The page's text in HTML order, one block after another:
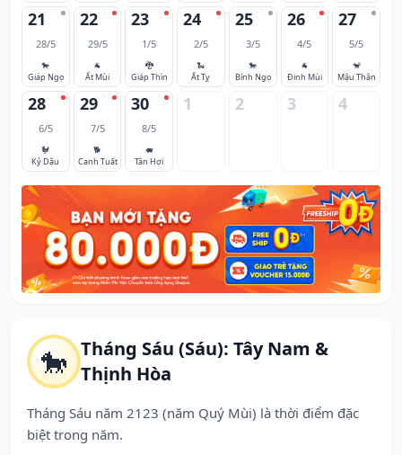
🐎 Tháng Sáu (Sáu): Tây Nam &
Thịnh Hòa
Tháng Sáu năm 2123 (năm Quý Mùi) là thời điểm đặc
biệt trong năm.
21
28/5
🐎
Giáp Ngọ
22
29/5
🐐
Ất Mùi
23
1/5
🐉
Giáp Thìn
24
2/5
🐍
Ất Tỵ
25
3/5
🐎
Bính Ngọ
26
4/5
🐐
Đinh Mùi
27
5/5
🐒
Mậu Thân
28
6/5
🐓
Kỷ Dậu
29
7/5
🐕
Canh Tuất
30
8/5
🐖
Tân Hợi
1 2 3 4